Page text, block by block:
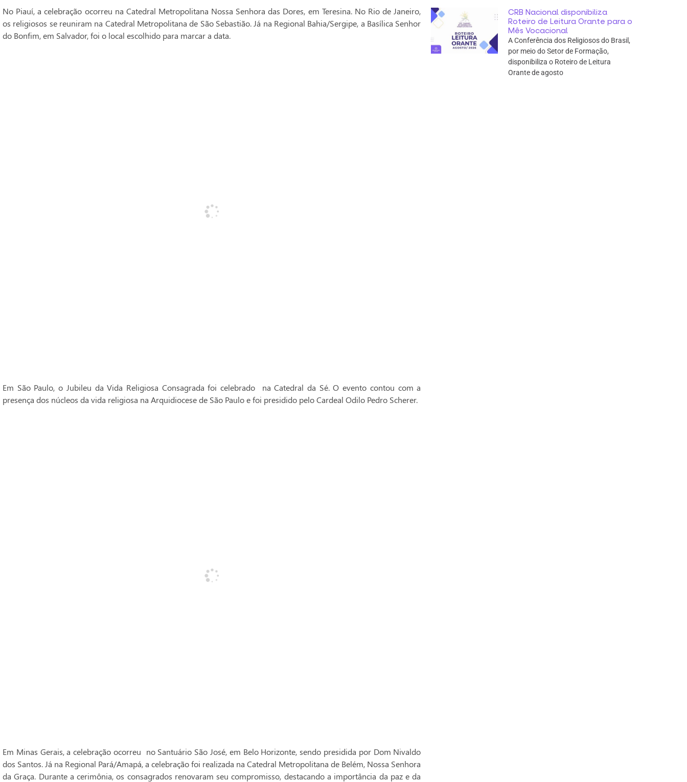
No Piauí, a celebração ocorreu na Catedral Metropolitana Nossa Senhora das Dores, em Teresina. No Rio de Janeiro,
os religiosos se reuniram na Catedral Metropolitana de São Sebastião. Já na Regional Bahia/Sergipe, a Basílica Senhor
do Bonfim, em Salvador, foi o local escolhido para marcar a data.
Em São Paulo, o Jubileu da Vida Religiosa Consagrada foi celebrado na Catedral da Sé. O evento contou com a
presença dos núcleos da vida religiosa na Arquidiocese de São Paulo e foi presidido pelo Cardeal Odilo Pedro Scherer.
Em Minas Gerais, a celebração ocorreu no Santuário São José, em Belo Horizonte, sendo presidida por Dom Nivaldo
dos Santos. Já na Regional Pará/Amapá, a celebração foi realizada na Catedral Metropolitana de Belém, Nossa Senhora
da Graça. Durante a cerimônia, os consagrados renovaram seu compromisso, destacando a importância da paz e da
CRB Nacional disponibiliza
Roteiro de Leitura Orante para o
Mês Vocacional
A Conferência dos Religiosos do Brasil,
por meio do Setor de Formação,
disponibiliza o Roteiro de Leitura
Orante de agosto